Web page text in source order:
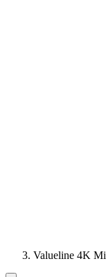
Valueline 4K